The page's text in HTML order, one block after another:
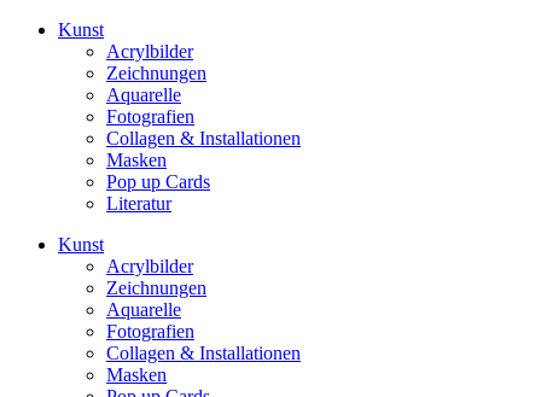
Kunst
Acrylbilder
Zeichnungen
Aquarelle
Fotografien
Collagen & Installationen
Masken
Pop up Cards
Literatur
Kunst
Acrylbilder
Zeichnungen
Aquarelle
Fotografien
Collagen & Installationen
Masken